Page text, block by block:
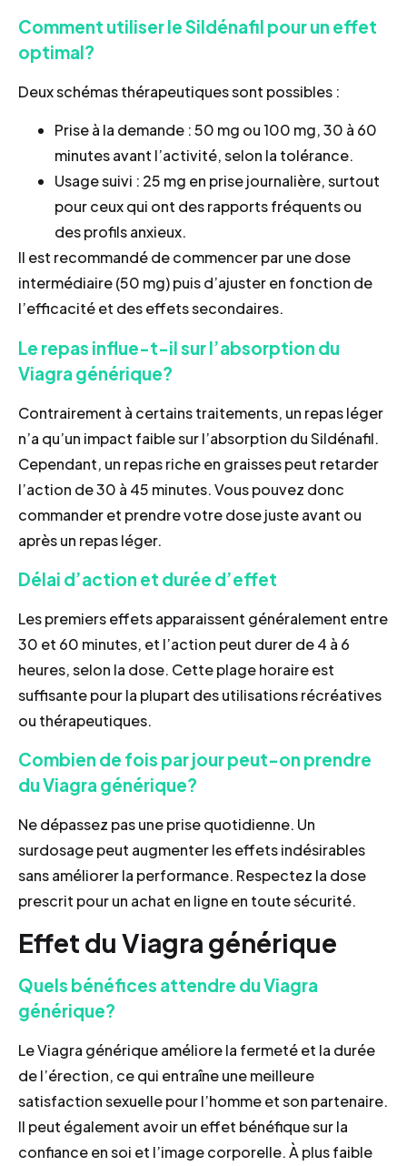
Comment utiliser le Sildénafil pour un effet
optimal?
Deux schémas thérapeutiques sont possibles :
Prise à la demande : 50 mg ou 100 mg, 30 à 60
minutes avant l’activité, selon la tolérance.
Usage suivi : 25 mg en prise journalière, surtout
pour ceux qui ont des rapports fréquents ou
des profils anxieux.
Il est recommandé de commencer par une dose
intermédiaire (50 mg) puis d’ajuster en fonction de
l’efficacité et des effets secondaires.
Le repas influe-t-il sur l’absorption du
Viagra générique?
Contrairement à certains traitements, un repas léger
n’a qu’un impact faible sur l’absorption du Sildénafil.
Cependant, un repas riche en graisses peut retarder
l’action de 30 à 45 minutes. Vous pouvez donc
commander et prendre votre dose juste avant ou
après un repas léger.
Délai d’action et durée d’effet
Les premiers effets apparaissent généralement entre
30 et 60 minutes, et l’action peut durer de 4 à 6
heures, selon la dose. Cette plage horaire est
suffisante pour la plupart des utilisations récréatives
ou thérapeutiques.
Combien de fois par jour peut-on prendre
du Viagra générique?
Ne dépassez pas une prise quotidienne. Un
surdosage peut augmenter les effets indésirables
sans améliorer la performance. Respectez la dose
prescrit pour un achat en ligne en toute sécurité.
Effet du Viagra générique
Quels bénéfices attendre du Viagra
générique?
Le Viagra générique améliore la fermeté et la durée
de l’érection, ce qui entraîne une meilleure
satisfaction sexuelle pour l’homme et son partenaire.
Il peut également avoir un effet bénéfique sur la
confiance en soi et l’image corporelle. À plus faible